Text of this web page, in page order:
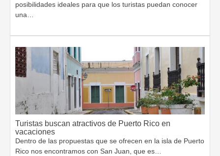
posibilidades ideales para que los turistas puedan conocer
una…
Turistas buscan atractivos de Puerto Rico en
vacaciones
Dentro de las propuestas que se ofrecen en la isla de Puerto
Rico nos encontramos con San Juan, que es…